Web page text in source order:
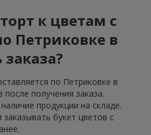
к цветам с
Петриковке в
по Петриковке в
после получения заказа.
продукции на складе.
букет цветов с